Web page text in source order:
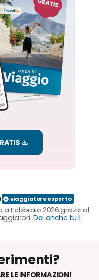
Febbraio 2026 grazie al
Dai anche tu il
LE INFORMAZIONI